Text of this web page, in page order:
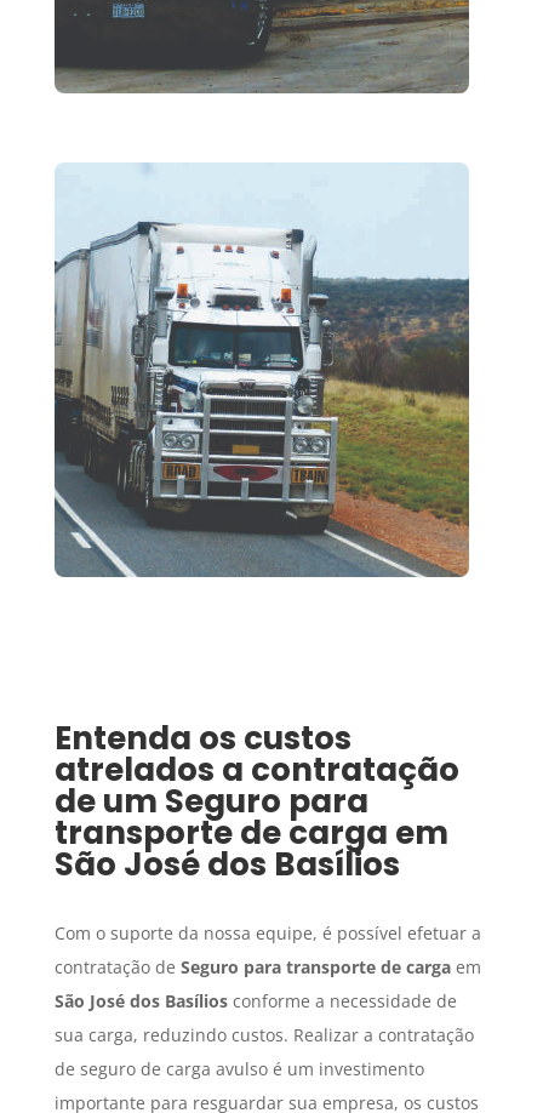
Entenda os custos
atrelados a contratação
de um Seguro para
transporte de carga em
São José dos Basílios
Com o suporte da nossa equipe, é possível efetuar a
contratação de Seguro para transporte de cargaem
São José dos Basíliosconforme a necessidade de
sua carga, reduzindo custos. Realizar a contratação
de seguro de carga avulso é um investimento
importante para resguardar sua empresa, os custos